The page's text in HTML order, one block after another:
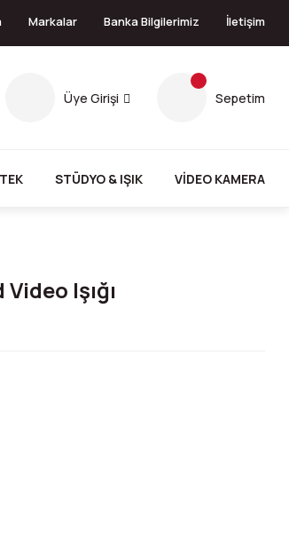
Markalar Banka Bilgilerimiz İletişim
Üye Girişi Sepetim
STÜDYO & IŞIK VİDEO KAMERA
Işığı